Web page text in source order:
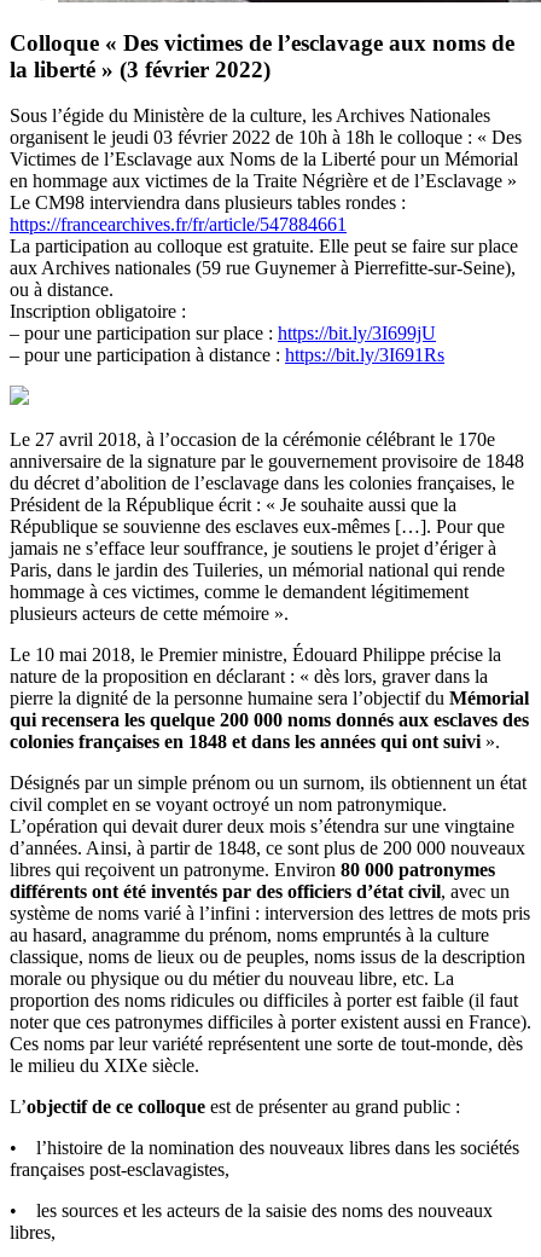
Colloque « Des victimes de l’esclavage aux noms de
la liberté » (3 février 2022)
Sous l’égide du Ministère de la culture, les Archives Nationales
organisent le jeudi 03 février 2022 de 10h à 18h le colloque : « Des
Victimes de l’Esclavage aux Noms de la Liberté pour un Mémorial
en hommage aux victimes de la Traite Négrière et de l’Esclavage »
Le CM98 interviendra dans plusieurs tables rondes :
https://francearchives.fr/fr/article/547884661
La participation au colloque est gratuite. Elle peut se faire sur place
aux Archives nationales (59 rue Guynemer à Pierrefitte-sur-Seine),
ou à distance.
Inscription obligatoire :
– pour une participation sur place : https://bit.ly/3I699jU
– pour une participation à distance : https://bit.ly/3I691Rs
Le 27 avril 2018, à l’occasion de la cérémonie célébrant le 170e
anniversaire de la signature par le gouvernement provisoire de 1848
du décret d’abolition de l’esclavage dans les colonies françaises, le
Président de la République écrit : « Je souhaite aussi que la
République se souvienne des esclaves eux-mêmes […]. Pour que
jamais ne s’efface leur souffrance, je soutiens le projet d’ériger à
Paris, dans le jardin des Tuileries, un mémorial national qui rende
hommage à ces victimes, comme le demandent légitimement
plusieurs acteurs de cette mémoire ».
Le 10 mai 2018, le Premier ministre, Édouard Philippe précise la
nature de la proposition en déclarant : « dès lors, graver dans la
pierre la dignité de la personne humaine sera l’objectif du Mémorial
qui recensera les quelque 200 000 noms donnés aux esclaves des
colonies françaises en 1848 et dans les années qui ont suivi».
Désignés par un simple prénom ou un surnom, ils obtiennent un état
civil complet en se voyant octroyé un nom patronymique.
L’opération qui devait durer deux mois s’étendra sur une vingtaine
d’années. Ainsi, à partir de 1848, ce sont plus de 200 000 nouveaux
libres qui reçoivent un patronyme. Environ 80 000 patronymes
différents ont été inventés par des officiers d’état civil, avec un
système de noms varié à l’infini : interversion des lettres de mots pris
au hasard, anagramme du prénom, noms empruntés à la culture
classique, noms de lieux ou de peuples, noms issus de la description
morale ou physique ou du métier du nouveau libre, etc. La
proportion des noms ridicules ou difficiles à porter est faible (il faut
noter que ces patronymes difficiles à porter existent aussi en France).
Ces noms par leur variété représentent une sorte de tout-monde, dès
le milieu du XIXe siècle.
L’objectif de ce colloque est de présenter au grand public :
• l’histoire de la nomination des nouveaux libres dans les sociétés
françaises post-esclavagistes,
• les sources et les acteurs de la saisie des noms des nouveaux
libres,